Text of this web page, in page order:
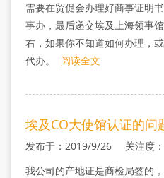
需要在贸促会办理好商事证明
事办，最后递交埃及上海领事
右，如果你不知道如何办理，
代办。
阅读全文
埃及CO大使馆认证的问
发布于：2019/9/26 关注度
我公司的产地证是商检局签的